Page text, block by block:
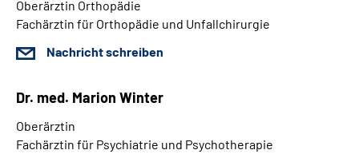
Oberärztin Orthopädie
Fachärztin für Orthopädie und Unfallchirurgie
Nachricht schreiben
Dr. med. Marion Winter
Oberärztin
Fachärztin für Psychiatrie und Psychotherapie